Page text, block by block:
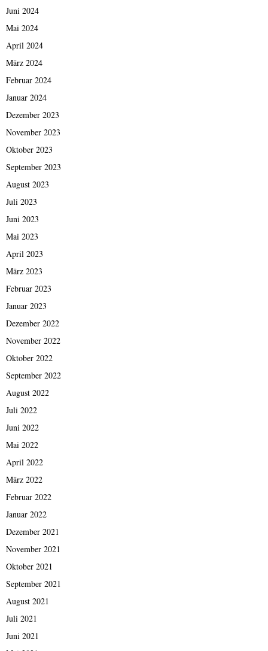
Juni 2024
Mai 2024
April 2024
März 2024
Februar 2024
Januar 2024
Dezember 2023
November 2023
Oktober 2023
September 2023
August 2023
Juli 2023
Juni 2023
Mai 2023
April 2023
März 2023
Februar 2023
Januar 2023
Dezember 2022
November 2022
Oktober 2022
September 2022
August 2022
Juli 2022
Juni 2022
Mai 2022
April 2022
März 2022
Februar 2022
Januar 2022
Dezember 2021
November 2021
Oktober 2021
September 2021
August 2021
Juli 2021
Juni 2021